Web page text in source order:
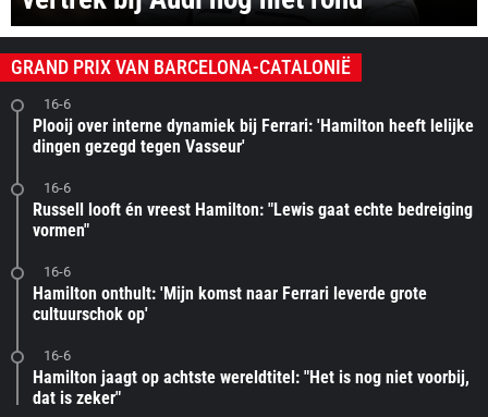
GRAND PRIX VAN BARCELONA-CATALONIË
16-6
Plooij over interne dynamiek bij Ferrari: 'Hamilton heeft lelijke
dingen gezegd tegen Vasseur'
16-6
Russell looft én vreest Hamilton: "Lewis gaat echte bedreiging
vormen"
16-6
Hamilton onthult: 'Mijn komst naar Ferrari leverde grote
cultuurschok op'
16-6
Hamilton jaagt op achtste wereldtitel: "Het is nog niet voorbij,
dat is zeker"